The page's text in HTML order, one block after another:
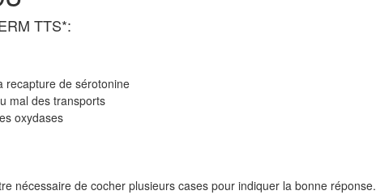
TTS*:
recapture de sérotonine
mal des transports
oxydases
nécessaire de cocher plusieurs cases pour indiquer la bonne réponse.